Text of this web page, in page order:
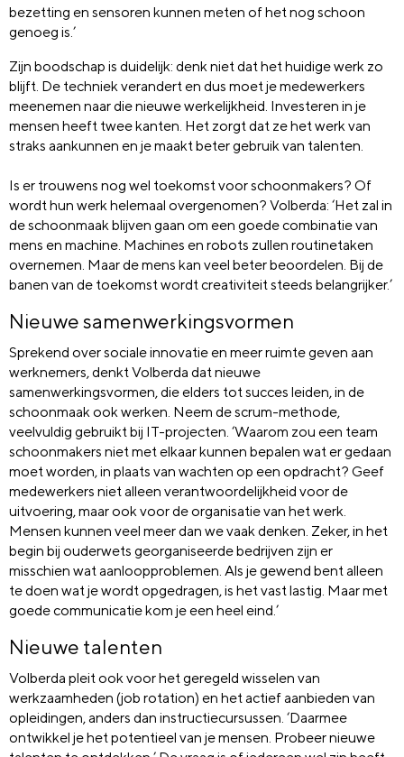
bezetting en sensoren kunnen meten of het nog schoon
genoeg is.’
Zijn boodschap is duidelijk: denk niet dat het huidige werk zo
blijft. De techniek verandert en dus moet je medewerkers
meenemen naar die nieuwe werkelijkheid. Investeren in je
mensen heeft twee kanten. Het zorgt dat ze het werk van
straks aankunnen en je maakt beter gebruik van talenten.
Is er trouwens nog wel toekomst voor schoonmakers? Of
wordt hun werk helemaal overgenomen? Volberda: ‘Het zal in
de schoonmaak blijven gaan om een goede combinatie van
mens en machine. Machines en robots zullen routinetaken
overnemen. Maar de mens kan veel beter beoordelen. Bij de
banen van de toekomst wordt creativiteit steeds belangrijker.’
Nieuwe samenwerkingsvormen
Sprekend over sociale innovatie en meer ruimte geven aan
werknemers, denkt Volberda dat nieuwe
samenwerkingsvormen, die elders tot succes leiden, in de
schoonmaak ook werken. Neem de scrum-methode,
veelvuldig gebruikt bij IT-projecten. ‘Waarom zou een team
schoonmakers niet met elkaar kunnen bepalen wat er gedaan
moet worden, in plaats van wachten op een opdracht? Geef
medewerkers niet alleen verantwoordelijkheid voor de
uitvoering, maar ook voor de organisatie van het werk.
Mensen kunnen veel meer dan we vaak denken. Zeker, in het
begin bij ouderwets georganiseerde bedrijven zijn er
misschien wat aanloopproblemen. Als je gewend bent alleen
te doen wat je wordt opgedragen, is het vast lastig. Maar met
goede communicatie kom je een heel eind.’
Nieuwe talenten
Volberda pleit ook voor het geregeld wisselen van
werkzaamheden (job rotation) en het actief aanbieden van
opleidingen, anders dan instructiecursussen. ‘Daarmee
ontwikkel je het potentieel van je mensen. Probeer nieuwe